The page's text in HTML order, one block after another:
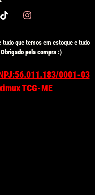
que temos em estoque e tudo
Obrigado pela compra :)
0001-03
TCG-ME